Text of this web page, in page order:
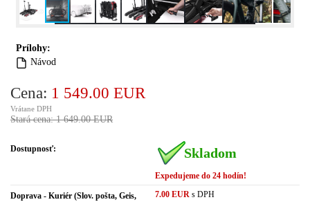
Prílohy:
Návod
Cena: 1 549.00 EUR
Vrátane DPH
Stará cena: 1 649.00 EUR
Dostupnosť: Skladom
Expedujeme do 24 hodín!
Doprava - Kuriér (Slov. pošta, Geis, 7.00 EUR s DPH